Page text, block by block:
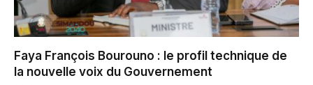
Faya François Bourouno : le profil technique de
la nouvelle voix du Gouvernement